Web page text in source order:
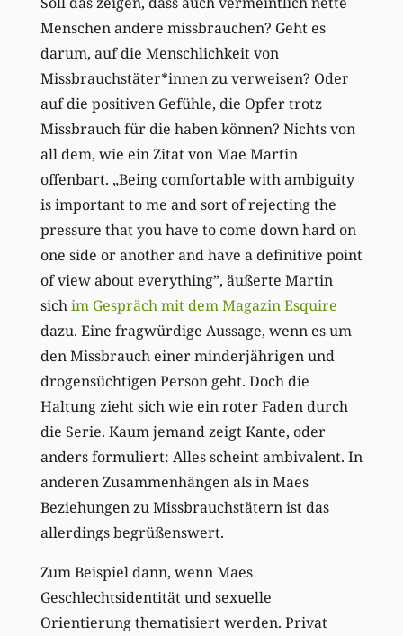
Menschen andere missbrauchen? Geht es
darum, auf die Menschlichkeit von
Missbrauchstäter*innen zu verweisen? Oder
auf die positiven Gefühle, die Opfer trotz
Missbrauch für die haben können? Nichts von
all dem, wie ein Zitat von Mae Martin
offenbart. „Being comfortable with ambiguity
is important to me and sort of rejecting the
pressure that you have to come down hard on
one side or another and have a definitive point
of view about everything”, äußerte Martin
sichim Gespräch mit dem Magazin Esquire
dazu. Eine fragwürdige Aussage, wenn es um
den Missbrauch einer minderjährigen und
drogensüchtigen Person geht. Doch die
Haltung zieht sich wie ein roter Faden durch
die Serie. Kaum jemand zeigt Kante, oder
anders formuliert: Alles scheint ambivalent. In
anderen Zusammenhängen als in Maes
Beziehungen zu Missbrauchstätern ist das
allerdings begrüßenswert.
Zum Beispiel dann, wenn Maes
Geschlechtsidentität und sexuelle
Orientierung thematisiert werden. Privat